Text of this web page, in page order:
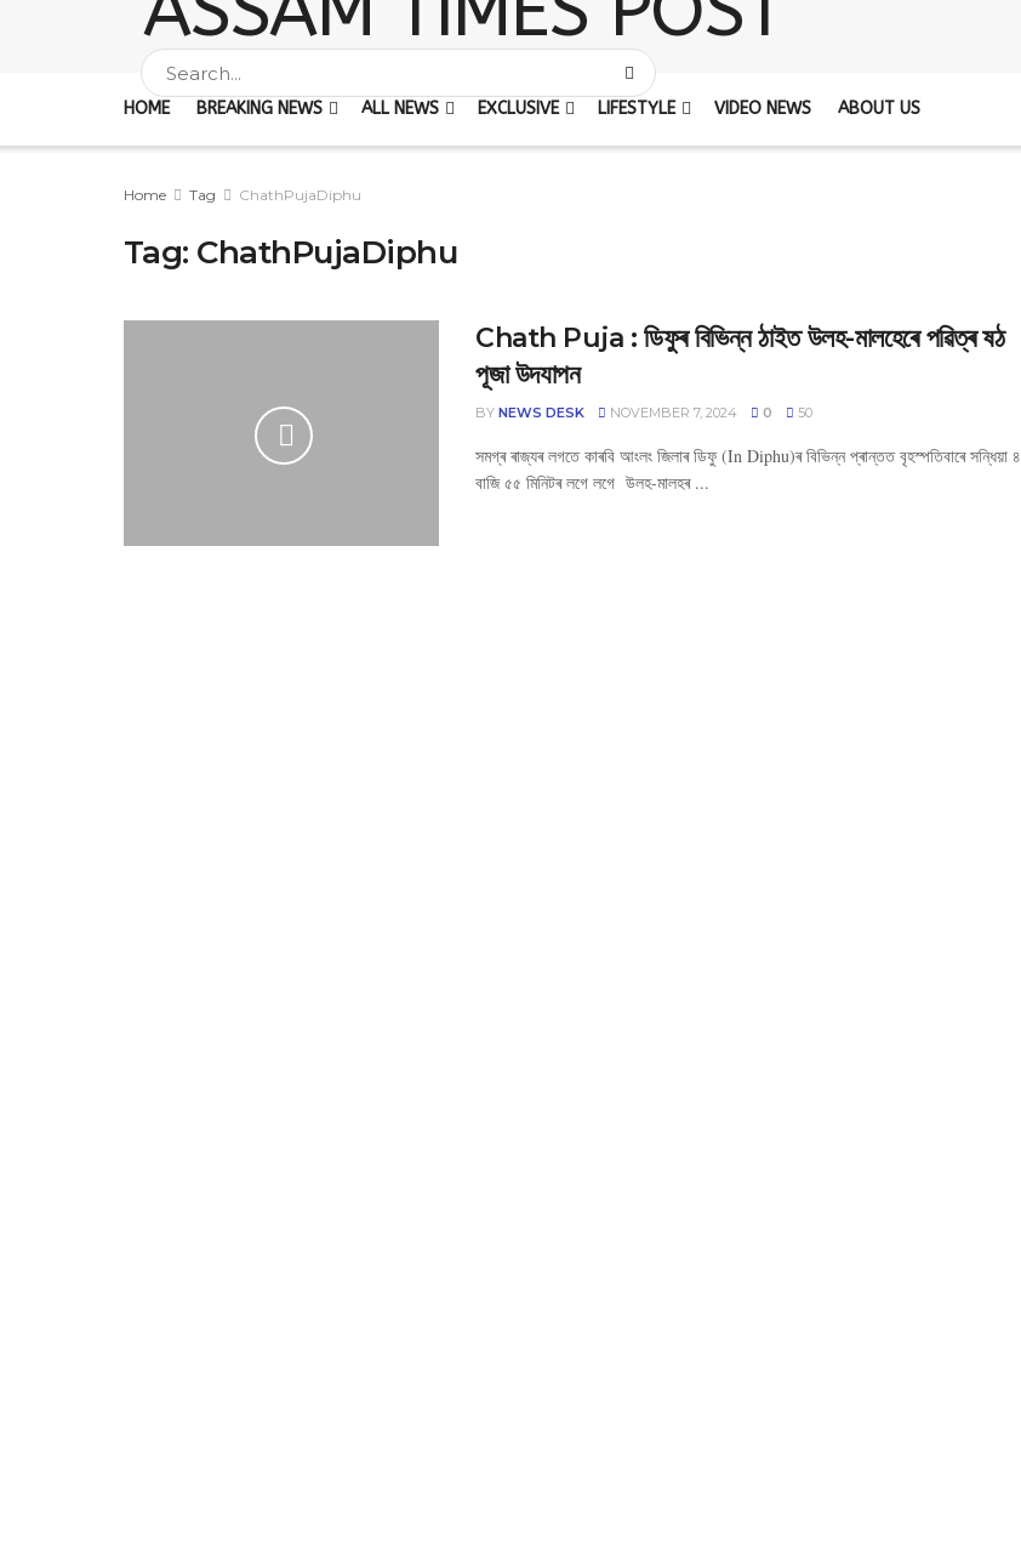
HOME BREAKING NEWS ALL NEWS EXCLUSIVE LIFESTYLE VIDEO NEWS ABOUT US
Home Tag ChathPujaDiphu
Tag: ChathPujaDiphu
Chath Puja : ডিফুৰ বিভিন্ন ঠাইত উলহ-মালহেৰে পৱিত্ৰ ষঠ
পূজা উদযাপন
BY NEWS DESK NOVEMBER 7, 2024 0 50
সমগ্ৰ ৰাজ্যৰ লগতে কাৰবি আংলং জিলাৰ ডিফু (In Diphu)ৰ বিভিন্ন প্ৰান্তত বৃহস্পতিবাৰে সন্ধিয়া ৪
বাজি ৫৫ মিনিটৰ লগে লগে উলহ-মালহৰ ...